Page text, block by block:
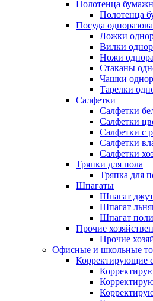
Полотенца
Полотенца
Посуда
Ложки
Вилки
Ножи
Стаканы
Чашки
Тарелки
Салфетки
Салфетки
Салфетки
Салфетки с
Салфетки
Салфетки
Тряпки для пола
Тряпка для
Шпагаты
Шпагат
Шпагат
Шпагат
Прочие
Прочие
Офисные и школьные
Корректирующие